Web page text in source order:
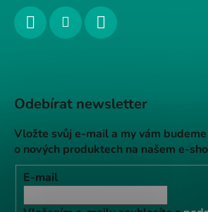
Odebírat newsletter
Vložte svůj e-mail a my vám
o nových produktech na našem e-
E-mail